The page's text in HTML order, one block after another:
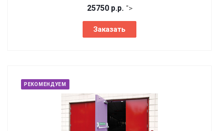
25750 р.р. ">
Заказать
РЕКОМЕНДУЕМ